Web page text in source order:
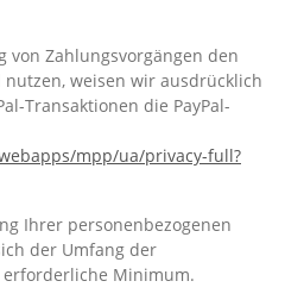
von Zahlungsvorgängen den
weisen wir ausdrücklich
Transaktionen die PayPal-
mpp/ua/privacy-full?
Ihrer personenbezogenen
der Umfang der
Minimum.